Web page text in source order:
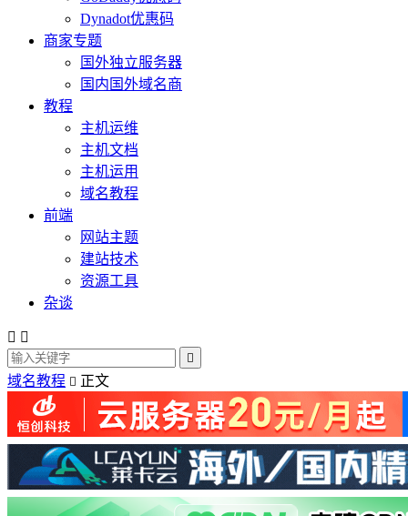
Dynadot优惠码
商家专题
国外独立服务器
国内国外域名商
教程
主机运维
主机文档
主机运用
域名教程
前端
网站主题
建站技术
资源工具
杂谈
 

域名教程  正文